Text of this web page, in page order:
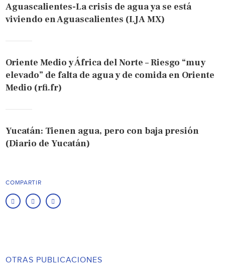
Aguascalientes-La crisis de agua ya se está
viviendo en Aguascalientes (LJA MX)
Oriente Medio y África del Norte – Riesgo “muy
elevado” de falta de agua y de comida en Oriente
Medio (rfi.fr)
Yucatán: Tienen agua, pero con baja presión
(Diario de Yucatán)
COMPARTIR
OTRAS PUBLICACIONES